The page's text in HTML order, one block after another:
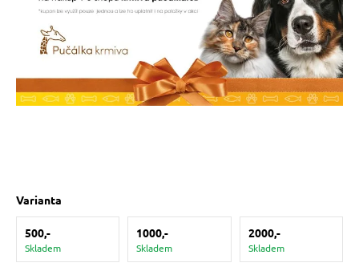
mačky
mačky
vitamíny
Varianta
500,-
Skladem
1000,-
Skladem
2000,-
Skladem